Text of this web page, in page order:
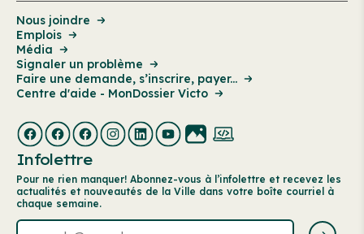
Nous joindre
Emplois
Média
Signaler un problème
Faire une demande, s’inscrire, payer...
Centre d'aide - MonDossier Victo
Infolettre
Pour ne rien manquer! Abonnez-vous à l’infolettre et recevez les
actualités et nouveautés de la Ville dans votre boîte courriel à
chaque semaine.